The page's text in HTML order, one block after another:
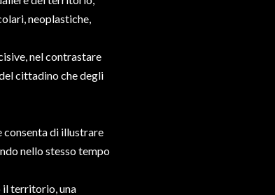
neoplastiche,
nel contrastare
cittadino che degli
consenta di illustrare
nello stesso tempo
il territorio, una